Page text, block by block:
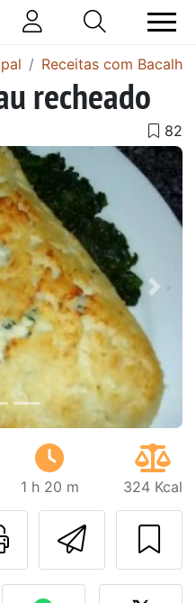
Receitas com
recheado
Next
1 h 20 m 324 Kcal
Imprima
com o autor